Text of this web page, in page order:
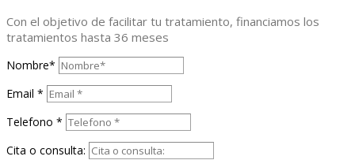
Con el objetivo de facilitar tu tratamiento, financiamos los
tratamientos hasta 36 meses
Nombre*
Email *
Telefono *
Cita o consulta: